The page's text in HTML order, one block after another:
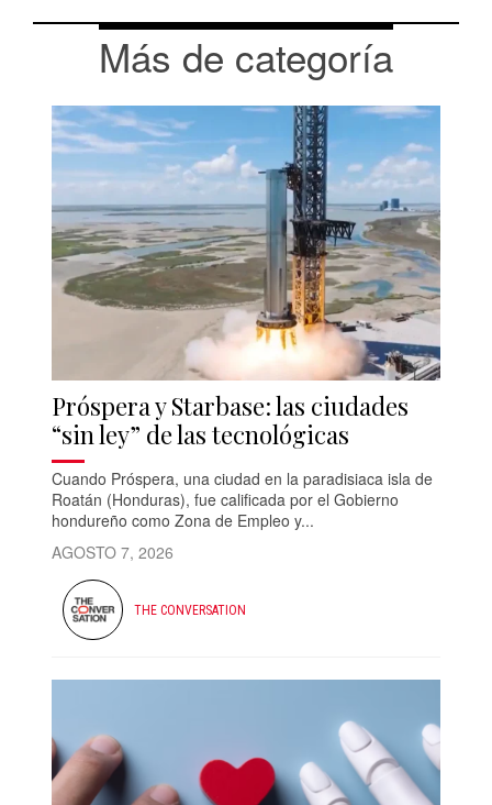
Más de categoría
Próspera y Starbase: las ciudades
“sin ley” de las tecnológicas
Cuando Próspera, una ciudad en la paradisiaca isla de
Roatán (Honduras), fue calificada por el Gobierno
hondureño como Zona de Empleo y...
AGOSTO 7, 2026
THE CONVERSATION